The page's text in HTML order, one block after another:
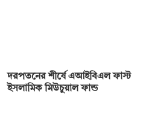
দরপতনের শীর্ষে এআইবিএল ফাস্ট
ইসলামিক মিউচুয়াল ফান্ড